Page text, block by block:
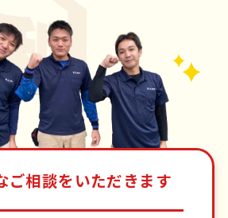
ご相談をいただきます